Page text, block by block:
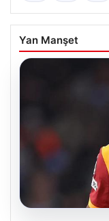
Yan Manşet